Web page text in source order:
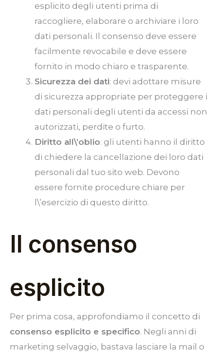
esplicito degli utenti prima di
raccogliere, elaborare o archiviare i loro
dati personali. Il consenso deve essere
facilmente revocabile e deve essere
fornito in modo chiaro e trasparente.
Sicurezza dei dati: devi adottare misure
di sicurezza appropriate per proteggere i
dati personali degli utenti da accessi non
autorizzati, perdite o furto.
Diritto all\’oblio: gli utenti hanno il diritto
di chiedere la cancellazione dei loro dati
personali dal tuo sito web. Devono
essere fornite procedure chiare per
l\’esercizio di questo diritto.
Il consenso
esplicito
Per prima cosa, approfondiamo il concetto di
consenso esplicito e specifico. Negli anni di
marketing selvaggio, bastava lasciare la mail o